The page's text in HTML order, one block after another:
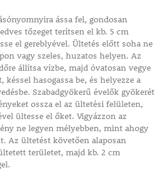
ássa fel, gondosan
tőzeget terítsen el kb. 5 cm
el gereblyével. Ültetés előtt soha ne
vagy szeles, huzatos helyen. Az
állítsa vízbe, majd óvatosan vegye
késsel hasogassa be, és helyezze a
Szabadgyökerű évelők gyökerét
ossza el az ültetési felületen,
ültesse el őket. Vigyázzon az
ne legyen mélyebben, mint ahogy
Az ültetést követően alaposan
területet, majd kb. 2 cm